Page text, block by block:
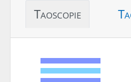
Taoscopie